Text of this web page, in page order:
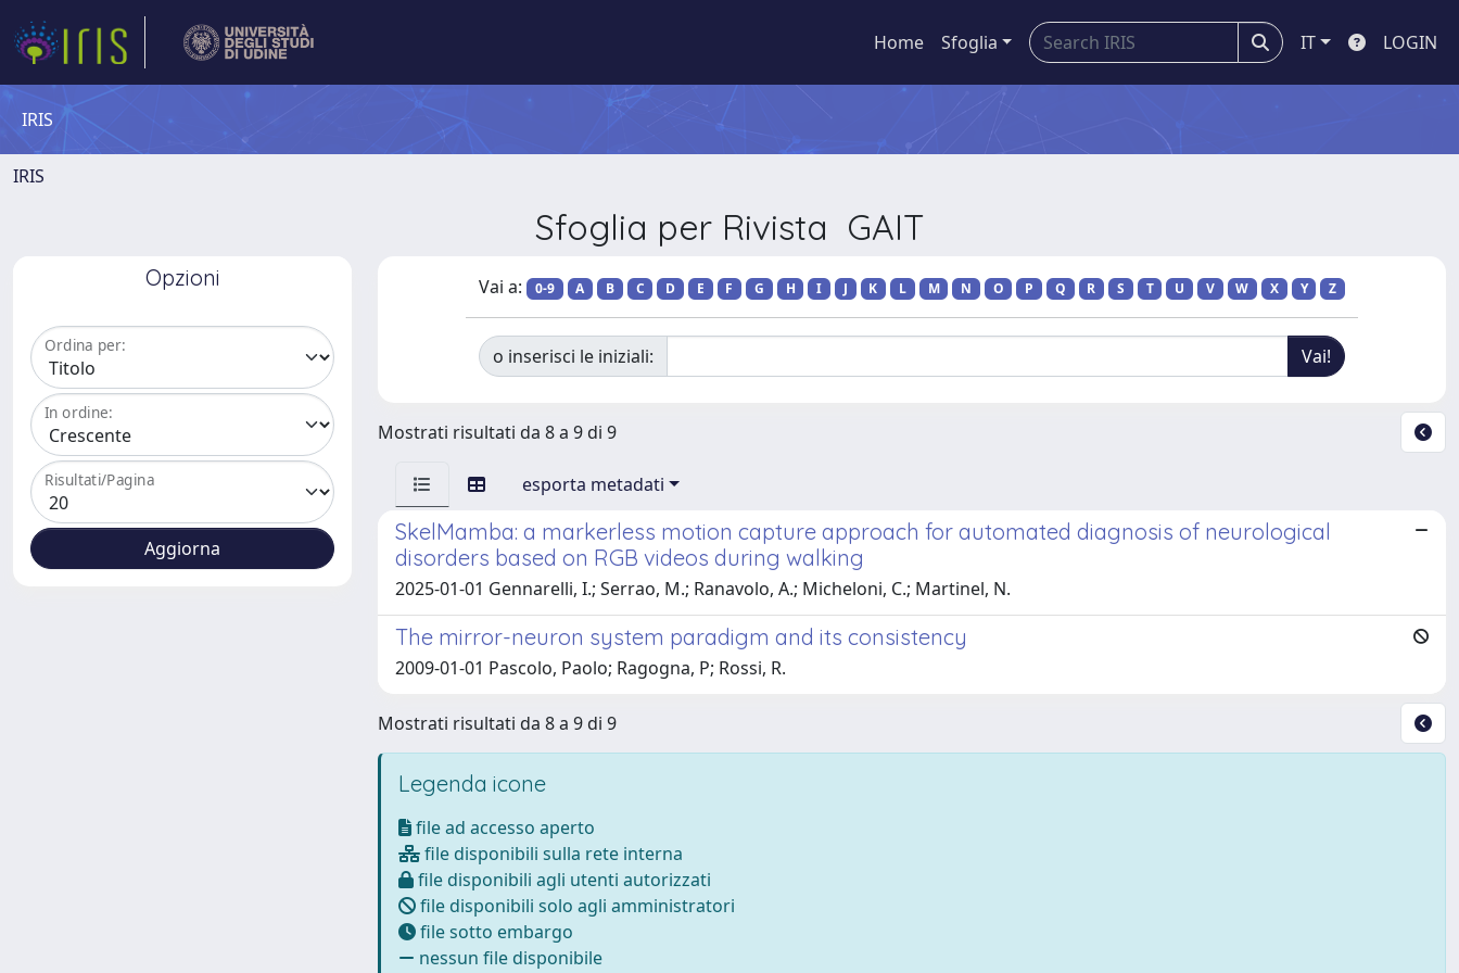
Home Sfoglia IT LOGIN
IRIS
IRIS
Sfoglia per Rivista GAIT
Opzioni
Ordina per:
In ordine:
Risultati/Pagina
Vai a: 0-9 A B C D E F G H I J K L M N O P Q R S T U V W X Y Z
o inserisci le iniziali:
Mostrati risultati da 8 a 9 di 9
esporta metadati
SkelMamba: a markerless motion capture approach for automated diagnosis of neurological
disorders based on RGB videos during walking
2025-01-01 Gennarelli, I.; Serrao, M.; Ranavolo, A.; Micheloni, C.; Martinel, N.
The mirror-neuron system paradigm and its consistency
2009-01-01 Pascolo, Paolo; Ragogna, P; Rossi, R.
Mostrati risultati da 8 a 9 di 9
Legenda icone
file ad accesso aperto
file disponibili sulla rete interna
file disponibili agli utenti autorizzati
file disponibili solo agli amministratori
file sotto embargo
nessun file disponibile